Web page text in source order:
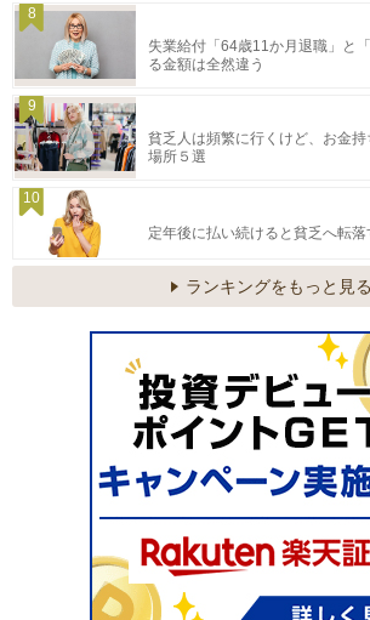
8
失業給付「64歳11か月退職」と
る金額は全然違う
9
貧乏人は頻繁に行くけど、お金
場所５選
10
定年後に払い続けると貧乏へ転落
ランキングをもっと見る